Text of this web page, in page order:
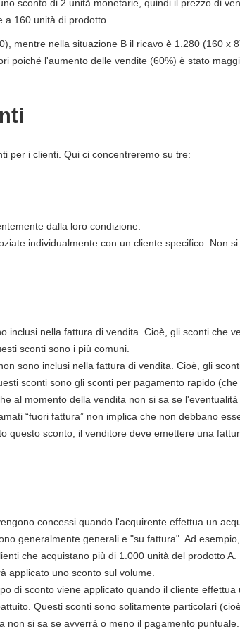
sconto di 2 unità monetarie, quindi il prezzo di
160 unità di prodotto.
mentre nella situazione B il ricavo è 1.280 (160 x
poiché l'aumento delle vendite (60%) è stato
per i clienti. Qui ci concentreremo su tre:
dalla loro condizione.
individualmente con un cliente specifico. Non
inclusi nella fattura di vendita. Cioè, gli sconti che
sconti sono i più comuni.
sono inclusi nella fattura di vendita. Cioè, gli
sconti sono gli sconti per pagamento rapido
al momento della vendita non si sa se l'eventualità
“fuori fattura” non implica che non debbano
questo sconto, il venditore deve emettere una
concessi quando l'acquirente effettua un
generalmente generali e "su fattura". Ad
che acquistano più di 1.000 unità del prodotto A.
applicato uno sconto sul volume.
di sconto viene applicato quando il cliente effettua
Questi sconti sono solitamente particolari
non si sa se avverrà o meno il pagamento puntuale.